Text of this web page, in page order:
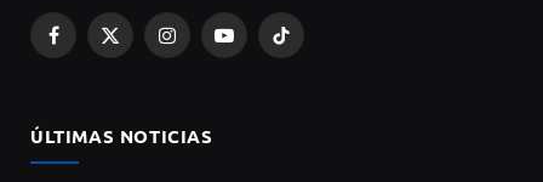
Facebook
X
InstagramYouTubeTikTok
ÚLTIMAS NOTICIAS